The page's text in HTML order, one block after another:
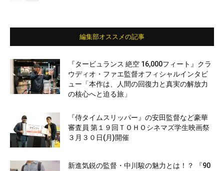
編集部オススメの記事
『タービュランス 絶空 16,000フィート』クラ
ウディオ・ファエ監督オフィシャルインタビ
ュー「本作は、人間の回復力と真実の解放力
の核心へと迫る旅」
『侍タイムスリッパー』の安田監督など豪華
審査員 第１９回ＴＯＨＯシネマズ学生映画祭
３月３０日(月)開催
新進気鋭の監督・中川駿の魅力とは！？ 『90